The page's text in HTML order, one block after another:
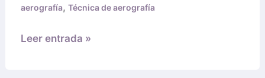
aerografía, Técnica de aerografía
Leer entrada »